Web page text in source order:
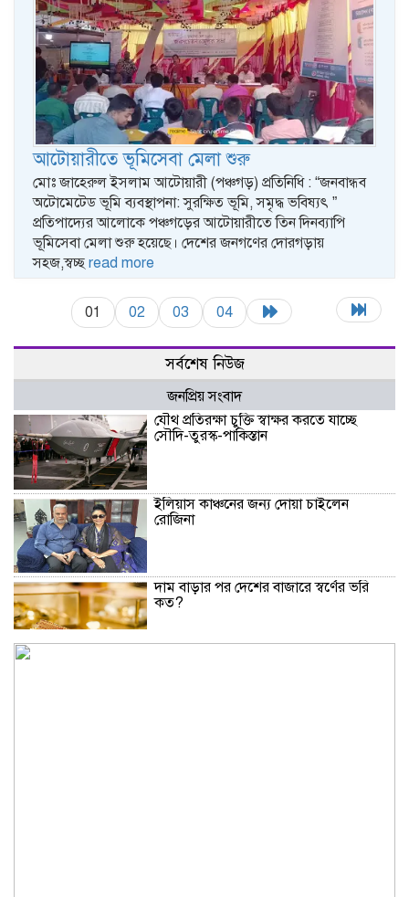
আটোয়ারীতে ভূমিসেবা মেলা শুরু
মোঃ জাহেরুল ইসলাম আটোয়ারী (পঞ্চগড়) প্রতিনিধি : “জনবান্ধব
অটোমেটেড ভূমি ব্যবস্থাপনা: সুরক্ষিত ভূমি, সমৃদ্ধ ভবিষ্যৎ ”
প্রতিপাদ্যের আলোকে পঞ্চগড়ের আটোয়ারীতে তিন দিনব্যাপি
ভূমিসেবা মেলা শুরু হয়েছে। দেশের জনগণের দোরগড়ায়
সহজ,স্বচ্ছ read more
01 02 03 04
সর্বশেষ নিউজ
জনপ্রিয় সংবাদ
যৌথ প্রতিরক্ষা চুক্তি স্বাক্ষর করতে যাচ্ছে
সৌদি-তুরস্ক-পাকিস্তান
ইলিয়াস কাঞ্চনের জন্য দোয়া চাইলেন
রোজিনা
দাম বাড়ার পর দেশের বাজারে স্বর্ণের ভরি
কত?